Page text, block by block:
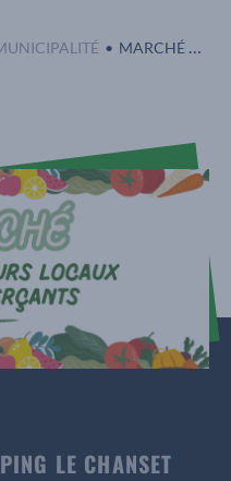
EN COURS :
MARCHÉ DE PRODUCTEURS LOCAUX ET COMMERÇANTS
LE CHANSET